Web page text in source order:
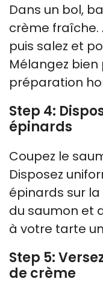
Dans un bol,
crème fraîche.
puis salez et
Mélangez
préparation
Step 4:
épinards
Coupez le
Disposez
épinards sur la
du saumon et
à votre tarte
Step 5:
de crème